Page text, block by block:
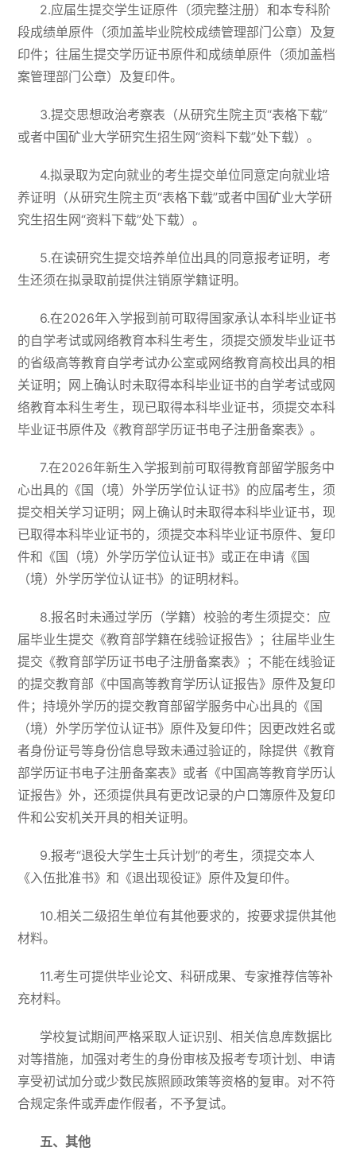
2.应届生提交学生证原件（须完整注册）和本专科阶
段成绩单原件（须加盖毕业院校成绩管理部门公章）及复
印件；往届生提交学历证书原件和成绩单原件（须加盖档
案管理部门公章）及复印件。
3.提交思想政治考察表（从研究生院主页“表格下载”
或者中国矿业大学研究生招生网“资料下载”处下载）。
4.拟录取为定向就业的考生提交单位同意定向就业培
养证明（从研究生院主页“表格下载”或者中国矿业大学研
究生招生网“资料下载”处下载）。
5.在读研究生提交培养单位出具的同意报考证明，考
生还须在拟录取前提供注销原学籍证明。
6.在2026年入学报到前可取得国家承认本科毕业证书
的自学考试或网络教育本科生考生，须提交颁发毕业证书
的省级高等教育自学考试办公室或网络教育高校出具的相
关证明；网上确认时未取得本科毕业证书的自学考试或网
络教育本科生考生，现已取得本科毕业证书，须提交本科
毕业证书原件及《教育部学历证书电子注册备案表》。
7.在2026年新生入学报到前可取得教育部留学服务中
心出具的《国（境）外学历学位认证书》的应届考生，须
提交相关学习证明；网上确认时未取得本科毕业证书，现
已取得本科毕业证书的，须提交本科毕业证书原件、复印
件和《国（境）外学历学位认证书》或正在申请《国
（境）外学历学位认证书》的证明材料。
8.报名时未通过学历（学籍）校验的考生须提交：应
届毕业生提交《教育部学籍在线验证报告》；往届毕业生
提交《教育部学历证书电子注册备案表》；不能在线验证
的提交教育部《中国高等教育学历认证报告》原件及复印
件；持境外学历的提交教育部留学服务中心出具的《国
（境）外学历学位认证书》原件及复印件；因更改姓名或
者身份证号等身份信息导致未通过验证的，除提供《教育
部学历证书电子注册备案表》或者《中国高等教育学历认
证报告》外，还须提供具有更改记录的户口簿原件及复印
件和公安机关开具的相关证明。
9.报考“退役大学生士兵计划”的考生，须提交本人
《入伍批准书》和《退出现役证》原件及复印件。
10.相关二级招生单位有其他要求的，按要求提供其他
材料。
11.考生可提供毕业论文、科研成果、专家推荐信等补
充材料。
学校复试期间严格采取人证识别、相关信息库数据比
对等措施，加强对考生的身份审核及报考专项计划、申请
享受初试加分或少数民族照顾政策等资格的复审。对不符
合规定条件或弄虚作假者，不予复试。
五、其他